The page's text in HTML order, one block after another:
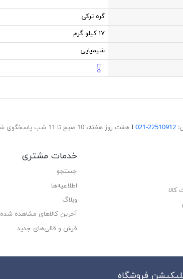
گره ترکی
۱۷ کیلو گرم
شیمیایی
22510912-021
Ι هفت روز هفته، 10 صبح تا 11 شب پاسخگوی شما هستیم.
کالا
خدمات مشتری
جستجو
اطلاعیه‌ها
وبلاگ
آخرین کالاهای مشاهده شده
فرش و قالی‌های جدید
فروشگاه